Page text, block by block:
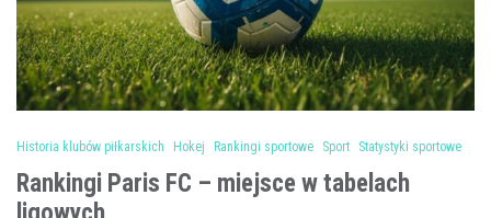
Historia klubów piłkarskich Hokej Rankingi sportowe Sport Statystyki sportowe
Rankingi Paris FC – miejsce w tabelach